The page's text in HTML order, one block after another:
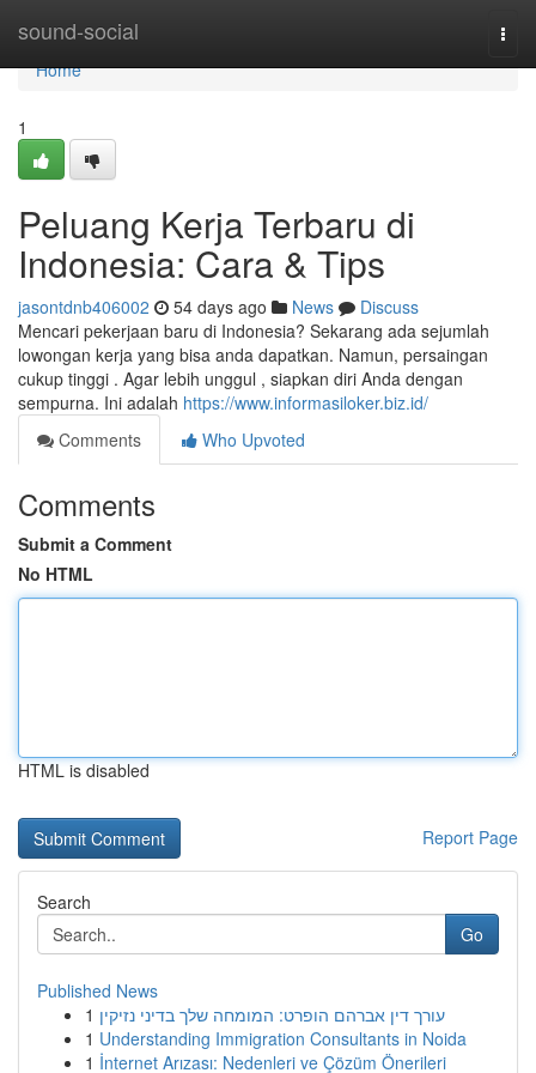
sound-social
Home
Home
1
Peluang Kerja Terbaru di
Indonesia: Cara & Tips
jasontdnb406002 54 days ago News
Discuss
Mencari pekerjaan baru di Indonesia? Sekarang ada sejumlah
lowongan kerja yang bisa anda dapatkan. Namun, persaingan
cukup tinggi . Agar lebih unggul , siapkan diri Anda dengan
sempurna. Ini adalah https://www.informasiloker.biz.id/
Comments
Who Upvoted
Comments
Submit a Comment
No HTML
HTML is disabled
Report Page
Search
Go
Published News
1 עורך דין אברהם הופרט: המומחה שלך בדיני נזיקין
1 Understanding Immigration Consultants in Noida
1 İnternet Arızası: Nedenleri ve Çözüm Önerileri